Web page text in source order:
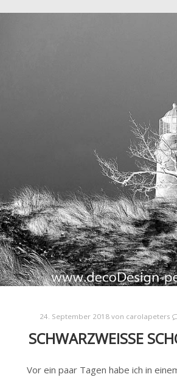
24. September 2018 von carolapeters
SCHWARZWEISSE
Vor ein paar Tagen habe ich in